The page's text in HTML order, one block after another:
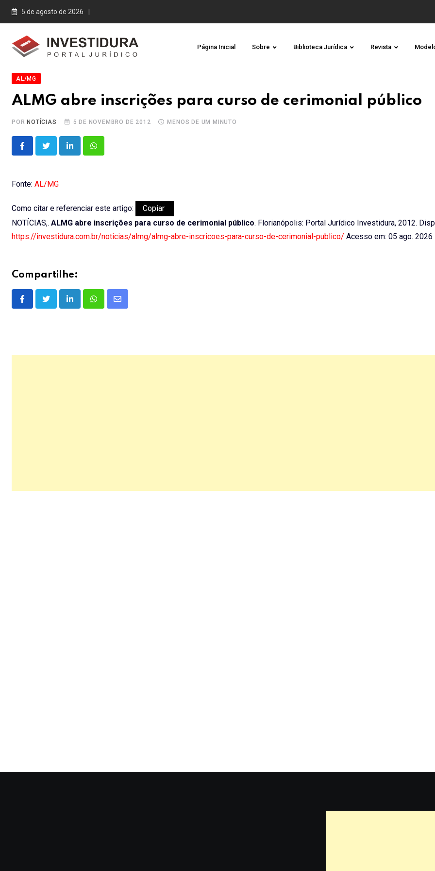
Skip
5 de agosto de 2026
Página Inicial Sobre Biblioteca Jurídica Revista
AL/MG
ALMG abre inscrições para curso de cerimonial público
PORNOTÍCIAS 5 DE NOVEMBRO DE 2012 MENOS DE UM MINUTO
LinkedInWhatsapp
Fonte: AL/MG
Como citar e referenciar este artigo:
Copiar
NOTÍCIAS,. ALMG abre inscrições para curso de cerimonial público. Florianópolis: Portal Jurídico Investidura, 2012.
https://investidura.com.br/noticias/almg/almg-abre-inscricoes-para-curso-de-cerimonial-publico/ Acesso em: 05 ago. 2026
Compartilhe:
LinkedInWhatsappShare